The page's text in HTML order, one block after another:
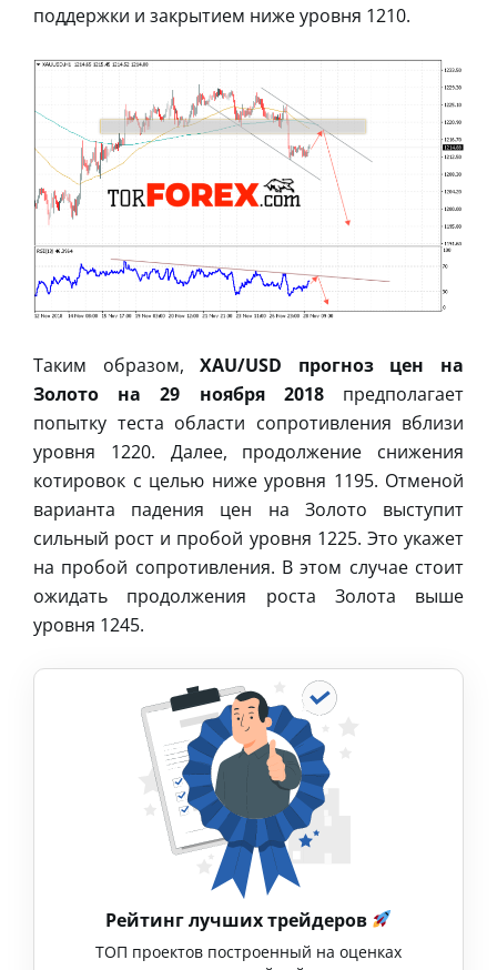
поддержки и закрытием ниже уровня 1210.
Таким образом,XAU/USD прогноз цен на
Золото на 29 ноября 2018предполагает
попытку теста области сопротивления вблизи
уровня 1220. Далее, продолжение снижения
котировок с целью ниже уровня 1195. Отменой
варианта падения цен на Золото выступит
сильный рост и пробой уровня 1225. Это укажет
на пробой сопротивления. В этом случае стоит
ожидать продолжения роста Золота выше
уровня 1245.
Рейтинг лучших трейдеров
ТОП проектов построенный на оценках